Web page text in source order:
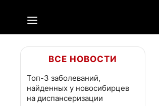
ВСЕ НОВОСТИ
Топ-3 заболеваний,
найденных у новосибирцев
на диспансеризации